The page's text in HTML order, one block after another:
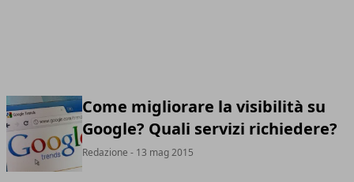
Come migliorare la visibilità su
Google? Quali servizi richiedere?
Redazione - 13 mag 2015